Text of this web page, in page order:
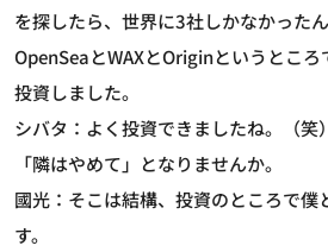
を探したら、世界に3社しかなかった
OpenSeaとWAXとOriginというとこ
投資しました。
シバタ：よく投資できましたね。（笑
「隣はやめて」となりませんか。
國光：そこは結構、投資のところで僕
す。